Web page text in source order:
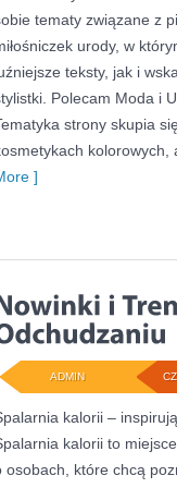
tematy związane z
urody, w
teksty, jak i
Polecam Moda i
strony skupia
kolorowych,
]
ADMIN
kalorii –
kalorii to
osobach, które chcą